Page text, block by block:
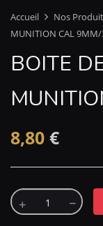
Accueil Nos
MUNITION CAL
BOITE
8,80 €